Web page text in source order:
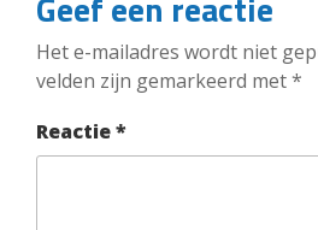
Het e-mailadres wordt niet
velden zijn gemarkeerd met*
Reactie*